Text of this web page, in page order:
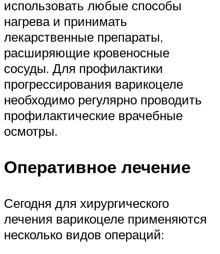
использовать любые способы
нагрева и принимать
лекарственные препараты,
расширяющие кровеносные
сосуды. Для профилактики
прогрессирования варикоцеле
необходимо регулярно проводить
профилактические врачебные
осмотры.
Оперативное лечение
Сегодня для хирургического
лечения варикоцеле применяются
несколько видов операций: